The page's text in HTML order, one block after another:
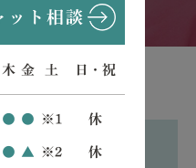
ット相談
木 金 土 日・祝
● ● ※1 休
● ▲ ※2 休